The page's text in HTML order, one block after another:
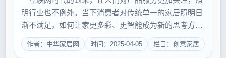
明行业也不例外。当下消费者对传统单一的家居照明日
渐不满足，如何让家更多彩、更智能成为新的思考方
向。而就这一问题，专业照明四十周年的阳光照明给出
了答案，推出&ldquo;阳光小智&rdquo;系统平台，提供
作者：中华家居网 时间：2025-04-05 栏目：创意家居